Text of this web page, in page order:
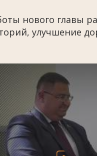
нового главы
улучшение